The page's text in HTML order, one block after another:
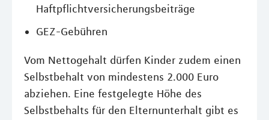
Haftpflichtversicherungsbeiträge
GEZ-Gebühren
Vom Nettogehalt dürfen Kinder zudem einen
Selbstbehalt von mindestens 2.000 Euro
abziehen. Eine festgelegte Höhe des
Selbstbehalts für den Elternunterhalt gibt es